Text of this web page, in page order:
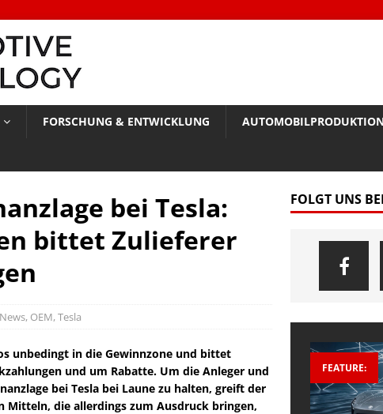
FORSCHUNG & ENTWICKLUNG
bei Tesla:
bittet Zulieferer
News, OEM,Tesla
unbedingt in die Gewinnzone und bittet
und um Rabatte. Um die Anleger und
bei Tesla bei Laune zu halten, greift der
Mitteln, die allerdings zum Ausdruck bringen,
FOLGT UNS
FEATURE: